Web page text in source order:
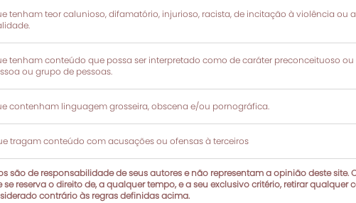
tenham teor calunioso, difamatório, injurioso, racista, de incitação à violência ou
tenham conteúdo que possa ser interpretado como de caráter preconceituoso
ou grupo de pessoas.
contenham linguagem grosseira, obscena e/ou pornográfica.
tragam conteúdo com acusações ou ofensas à terceiros
são de responsabilidade de seus autores e não representam a opinião deste site.
reserva o direito de, a qualquer tempo, e a seu exclusivo critério, retirar qualquer
contrário às regras definidas acima.